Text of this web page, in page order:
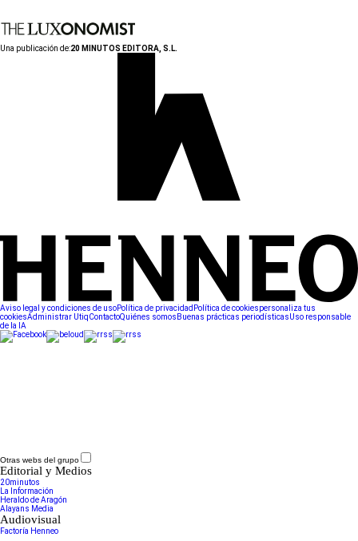
Una publicación de:20 MINUTOS EDITORA, S.L.
Aviso legal y condiciones de usoPolítica de privacidad Política de cookiespersonaliza tus
cookiesAdministrar UtiqContactoQuiénes somos Buenas prácticas periodísticasUso responsable
de la IA
Otras webs del grupo
Editorial y Medios
20minutos
La Información
Heraldo de Aragón
Alayans Media
Audiovisual
Factoría Henneo